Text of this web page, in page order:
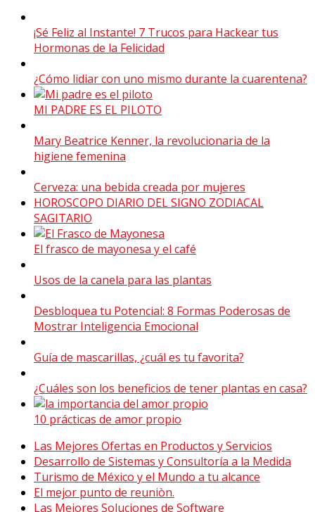
¡Sé Feliz al Instante! 7 Trucos para Hackear tus
Hormonas de la Felicidad
¿Cómo lidiar con uno mismo durante la cuarentena?
MI PADRE ES EL PILOTO
Mary Beatrice Kenner, la revolucionaria de la
higiene femenina
Cerveza: una bebida creada por mujeres
HOROSCOPO DIARIO DEL SIGNO ZODIACAL
SAGITARIO
El frasco de mayonesa y el café
Usos de la canela para las plantas
Desbloquea tu Potencial: 8 Formas Poderosas de
Mostrar Inteligencia Emocional
Guía de mascarillas, ¿cuál es tu favorita?
¿Cuáles son los beneficios de tener plantas en casa?
10 prácticas de amor propio
Las Mejores Ofertas en Productos y Servicios
Desarrollo de Sistemas y Consultoría a la Medida
Turismo de México y el Mundo a tu alcance
El mejor punto de reuniòn.
Las Mejores Soluciones de Software